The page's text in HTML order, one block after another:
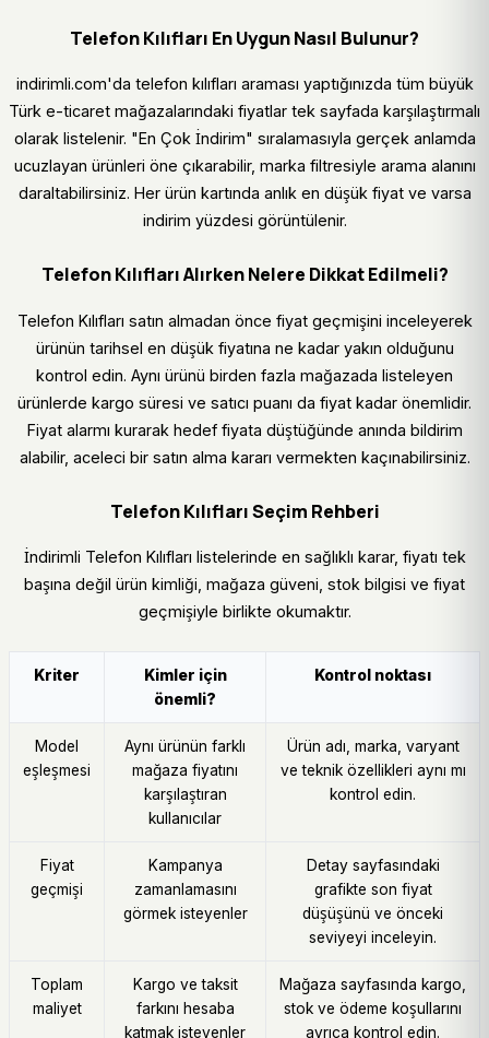
Telefon Kılıfları En Uygun Nasıl Bulunur?
indirimli.com'da telefon kılıfları araması yaptığınızda tüm büyük
Türk e-ticaret mağazalarındaki fiyatlar tek sayfada karşılaştırmalı
olarak listelenir. "En Çok İndirim" sıralamasıyla gerçek anlamda
ucuzlayan ürünleri öne çıkarabilir, marka filtresiyle arama alanını
daraltabilirsiniz. Her ürün kartında anlık en düşük fiyat ve varsa
indirim yüzdesi görüntülenir.
Telefon Kılıfları Alırken Nelere Dikkat Edilmeli?
Telefon Kılıfları satın almadan önce fiyat geçmişini inceleyerek
ürünün tarihsel en düşük fiyatına ne kadar yakın olduğunu
kontrol edin. Aynı ürünü birden fazla mağazada listeleyen
ürünlerde kargo süresi ve satıcı puanı da fiyat kadar önemlidir.
Fiyat alarmı kurarak hedef fiyata düştüğünde anında bildirim
alabilir, aceleci bir satın alma kararı vermekten kaçınabilirsiniz.
Telefon Kılıfları Seçim Rehberi
İndirimli Telefon Kılıfları listelerinde en sağlıklı karar, fiyatı tek
başına değil ürün kimliği, mağaza güveni, stok bilgisi ve fiyat
geçmişiyle birlikte okumaktır.
Kriter
Kimler için
önemli?
Kontrol noktası
Model
eşleşmesi
Aynı ürünün farklı
mağaza fiyatını
karşılaştıran
kullanıcılar
Ürün adı, marka, varyant
ve teknik özellikleri aynı mı
kontrol edin.
Fiyat
geçmişi
Kampanya
zamanlamasını
görmek isteyenler
Detay sayfasındaki
grafikte son fiyat
düşüşünü ve önceki
seviyeyi inceleyin.
Toplam
maliyet
Kargo ve taksit
farkını hesaba
katmak isteyenler
Mağaza sayfasında kargo,
stok ve ödeme koşullarını
ayrıca kontrol edin.